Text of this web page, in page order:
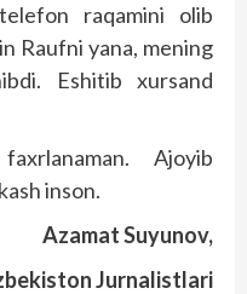
raqamini olib
Raufni yana, mening
Eshitib xursand
Ajoyib
inson.
Azamat Suyunov,
Jurnalistlari